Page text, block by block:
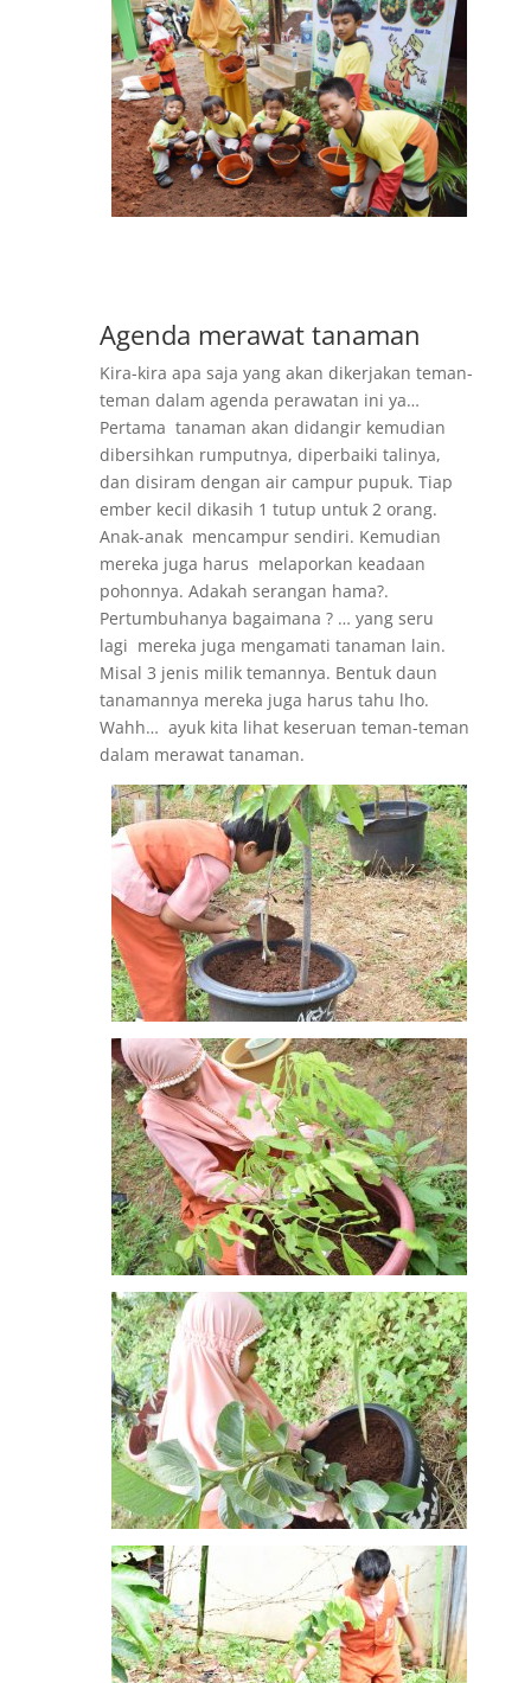
Agenda merawat tanaman
Kira-kira apa saja yang akan dikerjakan teman-
teman dalam agenda perawatan ini ya…
Pertama tanaman akan didangir kemudian
dibersihkan rumputnya, diperbaiki talinya,
dan disiram dengan air campur pupuk. Tiap
ember kecil dikasih 1 tutup untuk 2 orang.
Anak-anak mencampur sendiri. Kemudian
mereka juga harus melaporkan keadaan
pohonnya. Adakah serangan hama?.
Pertumbuhanya bagaimana ? … yang seru
lagi mereka juga mengamati tanaman lain.
Misal 3 jenis milik temannya. Bentuk daun
tanamannya mereka juga harus tahu lho.
Wahh… ayuk kita lihat keseruan teman-teman
dalam merawat tanaman.